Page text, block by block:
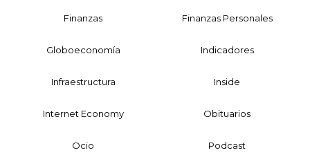
Finanzas Finanzas Personales
Globoeconomía Indicadores
Infraestructura Inside
Internet Economy Obituarios
Ocio Podcast